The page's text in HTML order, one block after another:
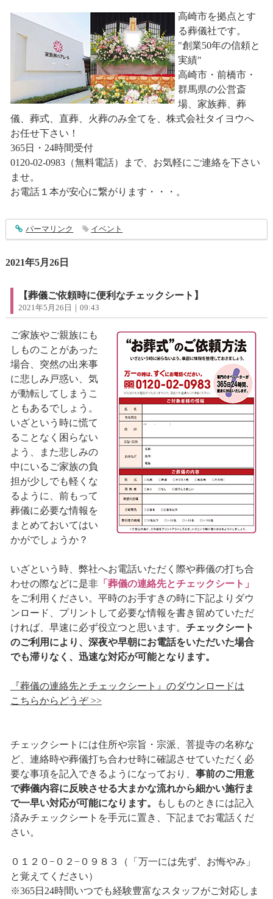
高崎市を拠点とす
る葬儀社です。
"創業50年の信頼と
実績"
高崎市・前橋市・
群馬県の公営斎
場、家族葬、葬
儀、葬式、直葬、火葬のみ全てを、株式会社タイヨウへ
お任せ下さい！
365日・24時間受付
0120-02-0983（無料電話）まで、お気軽にご連絡を下さい
ませ。
お電話１本が安心に繋がります・・・。
entry2945
パーマリンク イベント
2021年5月26日
【葬儀ご依頼時に便利なチェックシート】
2021年5月26日｜09:43
ご家族やご親族にも
しものことがあった
場合、突然の出来事
に悲しみ戸惑い、気
が動転してしまうこ
ともあるでしょう。
いざという時に慌て
ることなく困らない
よう、また悲しみの
中にいるご家族の負
担が少しでも軽くな
るように、前もって
葬儀に必要な情報を
まとめておいてはい
かがでしょうか？
いざという時、弊社へお電話いただく際や葬儀の打ち合
わせの際などに是非「葬儀の連絡先とチェックシート」
をご利用ください。平時のお手すきの時に下記よりダウ
ンロード、プリントして必要な情報を書き留めていただ
ければ、早速に必ず役立つと思います。 チェックシート
のご利用により、深夜や早朝にお電話をいただいた場合
でも滞りなく、迅速な対応が可能となります。
『葬儀の連絡先とチェックシート』のダウンロードは
こちらからどうぞ >>
チェックシートには住所や宗旨・宗派、菩提寺の名称な
ど、連絡時や葬儀打ち合わせ時に確認させていただく必
要な事項を記入できるようになっており、 事前のご用意
で葬儀内容に反映させる大まかな流れから細かい施行ま
で一早い対応が可能になります。
もしものときには記入
済みチェックシートを手元に置き、下記までお電話くだ
さい。
０１２０−０２−０９８３（「万一には先ず、お悔やみ」
と覚えてください）
※365日24時間いつでも経験豊富なスタッフがご対応しま